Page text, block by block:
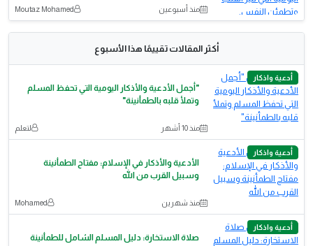
منذ أسبوعين Moutaz Mohamed
أكثر المقالات تقييمًا هذا الأسبوع
أدعية واذكار
"أجمل الأدعية والأذكار اليومية التي تحفظ المسلم
وتملأ قلبه بالطمأنينة"
منذ 10 أشهر لتعلم
أدعية واذكار
الأدعية والأذكار في الإسلام: مفتاح الطمأنينة
وسبيل القرب من الله
منذ شهرين Mohamed
أدعية واذكار
صلاة الاستخارة: دليل المسلم الشامل للطمأنينة